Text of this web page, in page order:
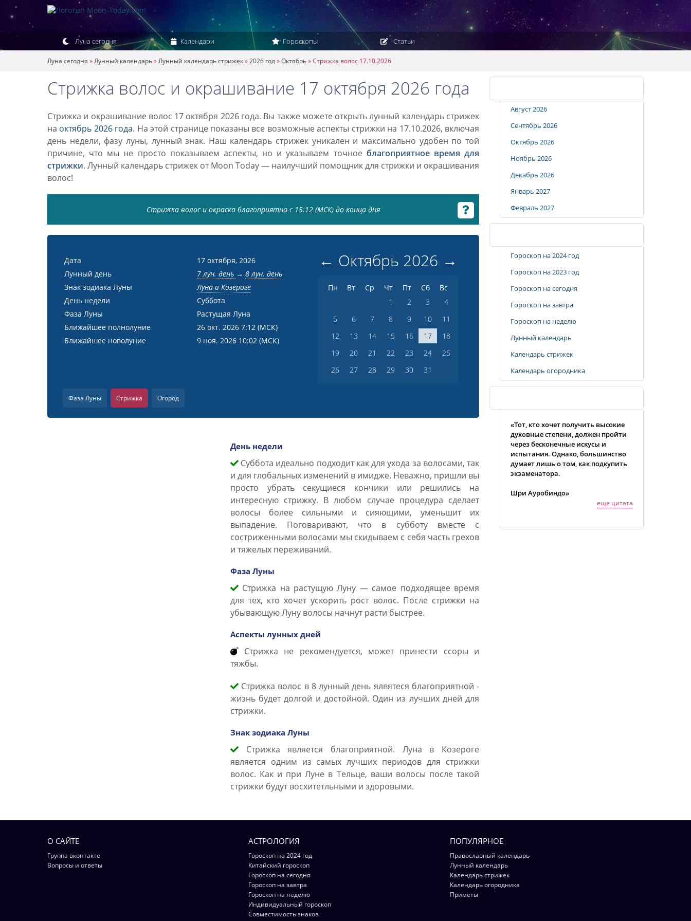
Луна сегодня Календари Гороскопы Статьи
Луна сегодня »Лунный календарь»Лунный календарь стрижек»2026 год»Октябрь»Стрижка волос 17.10.2026
Стрижка волос и окрашивание 17 октября 2026 года
Стрижка и окрашивание волос 17 октября 2026 года. Вы также можете открыть лунный календарь стрижек
на октябрь 2026 года. На этой странице показаны все возможные аспекты стрижки на 17.10.2026, включая
день недели, фазу луны, лунный знак. Наш календарь стрижек уникален и максимально удобен по той
причине, что мы не просто показываем аспекты, но и указываем точное благоприятное время для
стрижки. Лунный календарь стрижек от Moon Today — наилучший помощник для стрижки и окрашивания
волос!
Стрижка волос и окраска благоприятна с 15:12 (МСК) до конца дня
Дата
17 октября, 2026
Лунный день
7 лун. день → 8 лун. день
Знак зодиака Луны
Луна в Козероге
День недели
Суббота
Фаза Луны
Растущая Луна
Ближайшее полнолуние
26 окт. 2026 7:12 (МСК)
Ближайшее новолуние
9 ноя. 2026 10:02 (МСК)
← Октябрь 2026 →
Пн Вт Ср Чт Пт Сб
Вс
1
2 3
4
5
6 7 8 9 10
11
12
13 14 15 16 17
18
19
20 21 22 23 24
25
26
27 28 29 30 31
Фаза Луны Стрижка Огород
День недели
Суббота идеально подходит как для ухода за волосами, так
и для глобальных изменений в имидже. Неважно, пришли вы
просто убрать секущиеся кончики или решились на
интересную стрижку. В любом случае процедура сделает
волосы более сильными и сияющими, уменьшит их
выпадение. Поговаривают, что в субботу вместе с
состриженными волосами мы скидываем с себя часть грехов
и тяжелых переживаний.
Фаза Луны
Стрижка на растущую Луну — самое подходящее время
для тех, кто хочет ускорить рост волос. После стрижки на
убывающую Луну волосы начнут расти быстрее.
Аспекты лунных дней
Стрижка не рекомендуется, может принести ссоры и
тяжбы.
Стрижка волос в 8 лунный день ялвятеся благоприятной -
жизнь будет долгой и достойной. Один из лучших дней для
стрижки.
Знак зодиака Луны
Стрижка является благоприятной. Луна в Козероге
является одним из самых лучших периодов для стрижки
волос. Как и при Луне в Тельце, ваши волосы после такой
стрижки будут восхитетльными и здоровыми.
Август 2026
Сентябрь 2026
Октябрь 2026
Ноябрь 2026
Декабрь 2026
Январь 2027
Февраль 2027
Гороскоп на 2024 год
Гороскоп на 2023 год
Гороскоп на сегодня
Гороскоп на завтра
Гороскоп на неделю
Лунный календарь
Календарь стрижек
Календарь огородника
«Тот, кто хочет получить высокие
духовные степени, должен пройти
через бесконечные искусы и
испытания. Однако, большинство
думает лишь о том, как подкупить
экзаменатора.
Шри Ауробиндо»
еще цитата
О САЙТЕ
Группа вконтакте
Вопросы и ответы
АСТРОЛОГИЯ
Гороскоп на 2024 год
Китайский гороскоп
Гороскоп на сегодня
Гороскоп на завтра
Гороскоп на неделю
Индивидуальный гороскоп
Совместимость знаков
ПОПУЛЯРНОЕ
Православный календарь
Лунный календарь
Календарь стрижек
Календарь огородника
Приметы